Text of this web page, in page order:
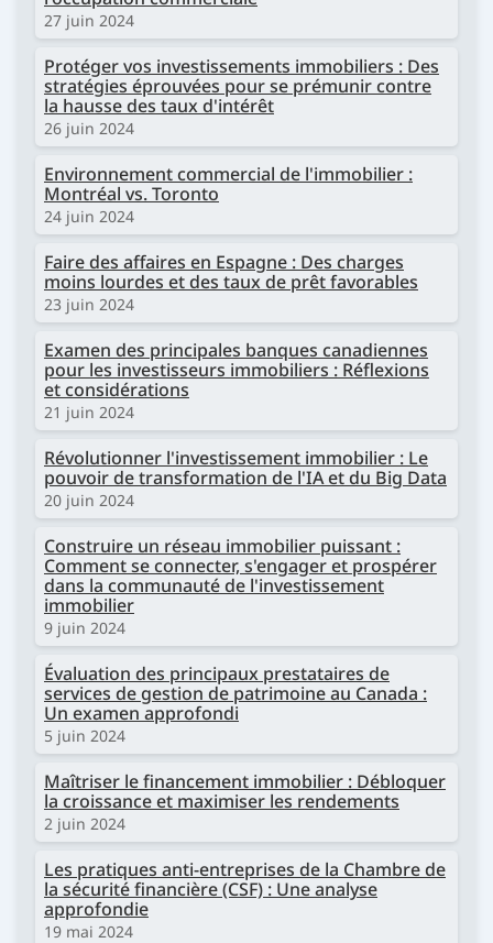
27 juin 2024
Protéger vos investissements immobiliers : Des
stratégies éprouvées pour se prémunir contre
la hausse des taux d'intérêt
26 juin 2024
Environnement commercial de l'immobilier :
Montréal vs. Toronto
24 juin 2024
Faire des affaires en Espagne : Des charges
moins lourdes et des taux de prêt favorables
23 juin 2024
Examen des principales banques canadiennes
pour les investisseurs immobiliers : Réflexions
et considérations
21 juin 2024
Révolutionner l'investissement immobilier : Le
pouvoir de transformation de l'IA et du Big Data
20 juin 2024
Construire un réseau immobilier puissant :
Comment se connecter, s'engager et prospérer
dans la communauté de l'investissement
immobilier
9 juin 2024
Évaluation des principaux prestataires de
services de gestion de patrimoine au Canada :
Un examen approfondi
5 juin 2024
Maîtriser le financement immobilier : Débloquer
la croissance et maximiser les rendements
2 juin 2024
Les pratiques anti-entreprises de la Chambre de
la sécurité financière (CSF) : Une analyse
approfondie
19 mai 2024